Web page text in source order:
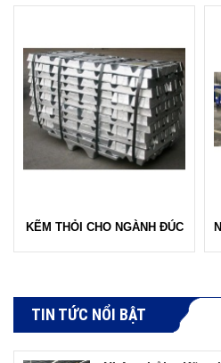
KẼM THỎI CHO NGÀNH ĐÚC
TIN TỨC NỔI BẬT